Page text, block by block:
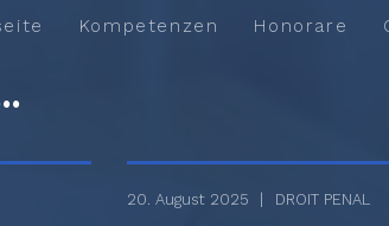
Kompetenzen Honorare
20. August 2025 DROIT PENAL